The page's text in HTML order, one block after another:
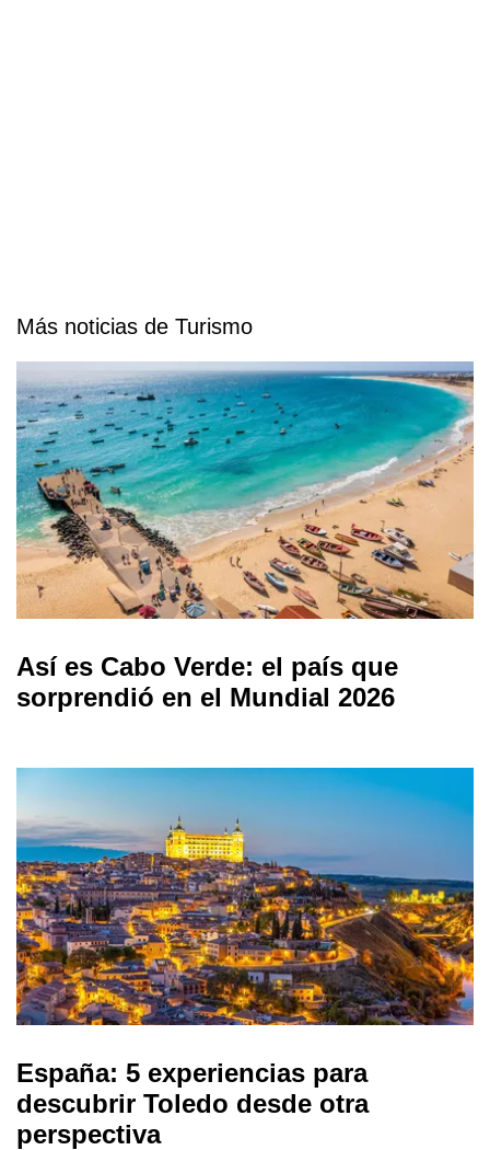
Más noticias de Turismo
Así es Cabo Verde: el país que
sorprendió en el Mundial 2026
España: 5 experiencias para
descubrir Toledo desde otra
perspectiva